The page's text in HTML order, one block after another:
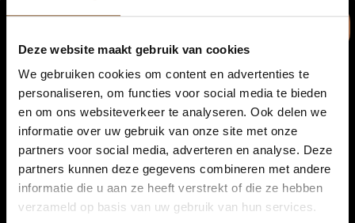
Deze website maakt gebruik van cookies
We gebruiken cookies om content en advertenties te
personaliseren, om functies voor social media te bieden
en om ons websiteverkeer te analyseren. Ook delen we
informatie over uw gebruik van onze site met onze
partners voor social media, adverteren en analyse. Deze
partners kunnen deze gegevens combineren met andere
informatie die u aan ze heeft verstrekt of die ze hebben
verzameld op basis van uw gebruik van hun services.
geurtje in de winkel, spuit deze meteen in de winkel op jouw
huid, zodat je een goed beeld krijgt hoe de geur ruikt. Er staan
namelijk ook papiertjes in veel winkels, maar die geven geen
goed beeld van de geur. Zoals eerder benoemd, verschillen de
huidtypes, dus door het op te spuiten, ruik je meteen de lekkere
(of niet zo fijne) parfum op je huid.
5% korting...
Ja, graag!